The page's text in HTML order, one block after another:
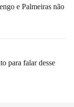
e Palmeiras não
para falar desse